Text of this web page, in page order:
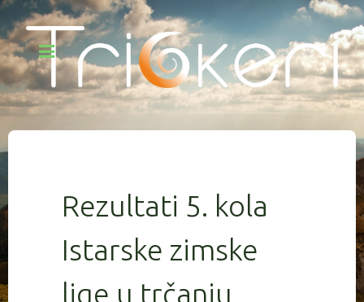
Rezultati 5. kola
Istarske zimske
lige u trčanju